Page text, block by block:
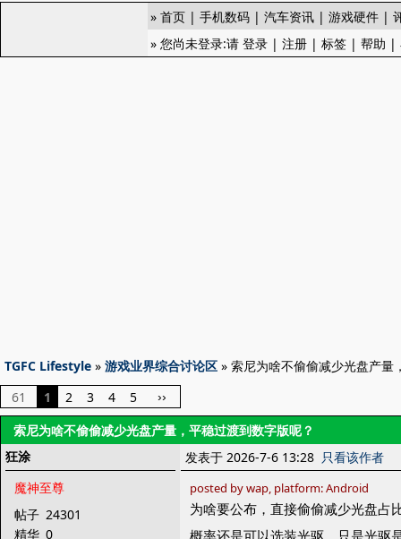
» 首页 | 手机数码 | 汽车资讯 | 游戏硬件 |
» 您尚未登录:请 登录 | 注册 | 标签 | 帮助 |
TGFC Lifestyle » 游戏业界综合讨论区 » 索尼为啥不偷偷减少光盘产量
61
1 2 3 4 5 ››
索尼为啥不偷偷减少光盘产量，平稳过渡到数字版呢？
狂涂
魔神至尊
帖子 24301
精华 0
发表于 2026-7-6 13:28 只看该作者
posted by wap, platform: Android
为啥要公布，直接偷偷减少光盘占